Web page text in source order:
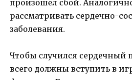
произошел сбой.
рассматривать сердечно-
заболевания.
Чтобы случился сердечный
всего должны вступить в